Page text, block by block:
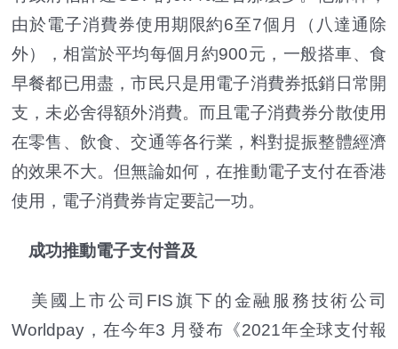
由於電子消費券使用期限約6至7個月（八達通除
外），相當於平均每個月約900元，一般搭車、食
早餐都已用盡，市民只是用電子消費券抵銷日常開
支，未必舍得額外消費。而且電子消費券分散使用
在零售、飲食、交通等各行業，料對提振整體經濟
的效果不大。但無論如何，在推動電子支付在香港
使用，電子消費券肯定要記一功。
成功推動電子支付普及
美國上市公司FIS旗下的金融服務技術公司
Worldpay，在今年3 月發布《2021年全球支付報